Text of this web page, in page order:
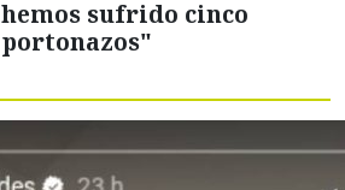
hemos sufrido cinco
portonazos"